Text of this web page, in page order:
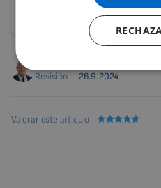
Detalle del producto
Revisión
26.9.2024
Valorar este artículo